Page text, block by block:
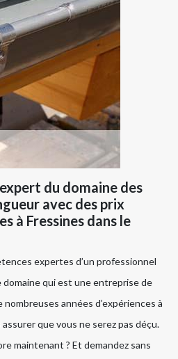
du domaine des
avec des prix
à Fressines dans le
expertes d’un professionnel
domaine qui est une entreprise de
nombreuses années d’expériences à
que vous ne serez pas déçu.
maintenant ? Et demandez sans